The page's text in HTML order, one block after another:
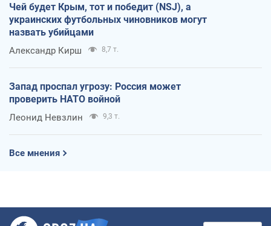
Чей будет Крым, тот и победит (NSJ), а
украинских футбольных чиновников могут
назвать убийцами
Александр Кирш 8,7 т.
Запад проспал угрозу: Россия может
проверить НАТО войной
Леонид Невзлин 9,3 т.
Все мнения